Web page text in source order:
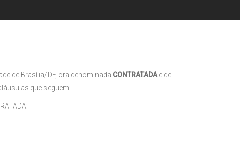
de Brasília/DF, ora denominada CONTRATADA e de
que seguem: